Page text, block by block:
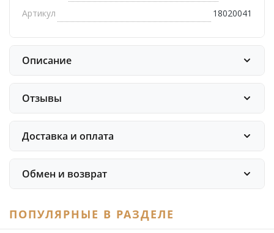
Артикул
18020041
Описание
Отзывы
Доставка и оплата
Обмен и возврат
ПОПУЛЯРНЫЕ В РАЗДЕЛЕ